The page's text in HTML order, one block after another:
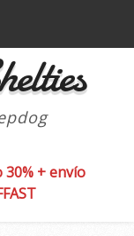
+ envío